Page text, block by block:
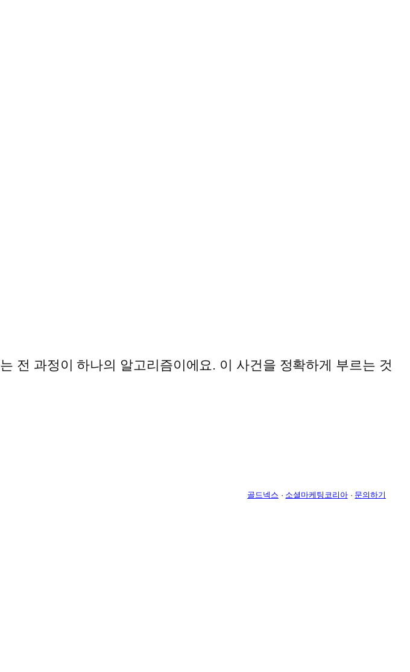
전 과정이 하나의 알고리즘이에요. 이 사건을 정확하게 부르는 것
골드넥스 · 소셜마케팅코리아· 문의하기